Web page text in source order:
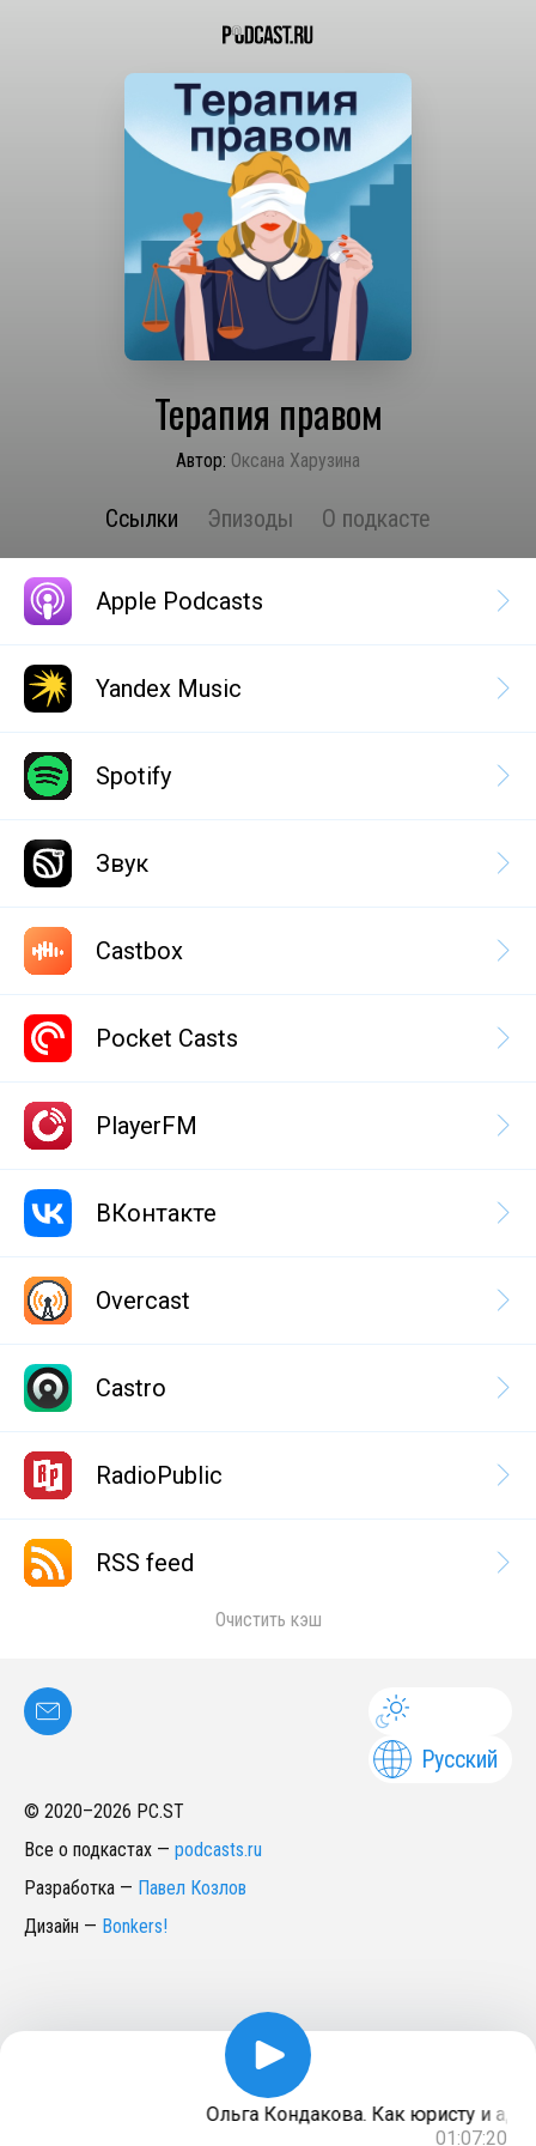
Терапия правом
Автор: Оксана Харузина
Ссылки Эпизоды О подкасте
Apple Podcasts
Yandex Music
Spotify
Звук
Castbox
Pocket Casts
PlayerFM
ВКонтакте
Overcast
Castro
RadioPublic
RSS feed
Очистить кэш
Русский
© 2020–2026 PC.ST
Все о подкастах — podcasts.ru
Разработка — Павел Козлов
Дизайн — Bonkers!
Ольга Кондакова. Как юристу и
01:07:20